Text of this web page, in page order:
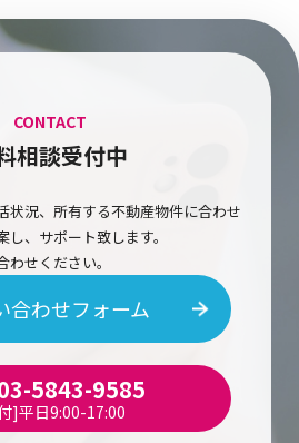
CONTACT
相談受付中
状況、所有する不動産物件に合わせ
、サポート致します。
せください。
合わせフォーム
5843-9585
]平日9:00-17:00